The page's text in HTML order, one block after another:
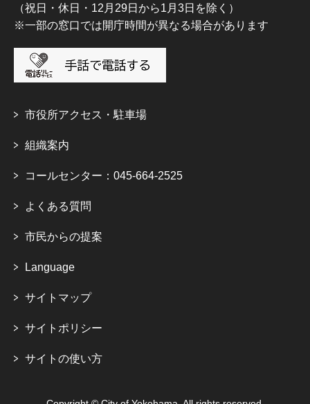
（祝日・休日・12月29日から1月3日を除く）
※一部の窓口では開庁時間が異なる場合があります
市役所アクセス・駐車場
組織案内
コールセンター：045-664-2525
よくある質問
市民からの提案
Language
サイトマップ
サイトポリシー
サイトの使い方